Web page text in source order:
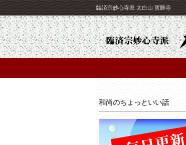
臨済宗妙心寺派 太白山 寳勝寺
和尚のちょっといい話